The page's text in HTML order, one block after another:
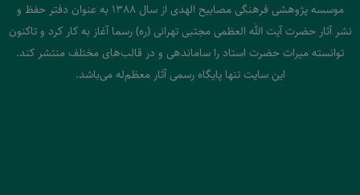
موسسه پژوهشی فرهنگی مصابیح الهدی از سال 1388 به عنوان دفتر حفظ و
نشر آثار حضرت آیت الله العظمی مجتبی تهرانی (ره) رسما آغاز به کار کرد و تاکنون
توانسته میراث حضرت استاد را ساماندهی و در قالب‌های مختلف منتشر کند.
این سایت تنها پایگاه رسمی آثار معظم‌له می‌باشد.